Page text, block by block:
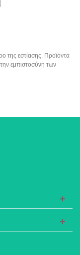
της εστίασης. Προϊόντα
εμπιστοσύνη των